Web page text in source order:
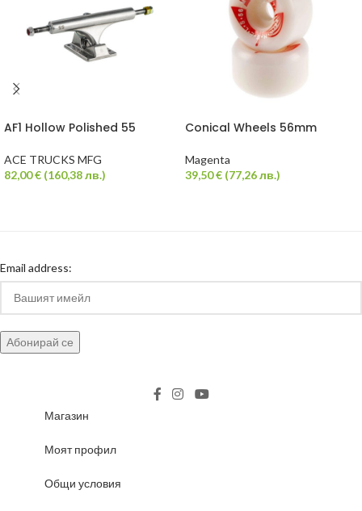
AF1 Hollow Polished 55
ACE TRUCKS MFG
82,00€ (160,38лв.)
Conical Wheels 56mm
Magenta
39,50€ (77,26лв.)
Email address:
Магазин
Моят профил
Общи условия